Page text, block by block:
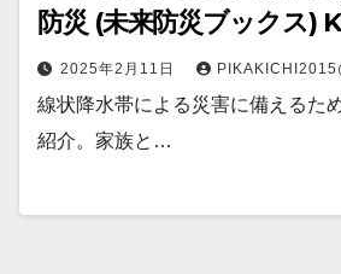
防災 (未来防災ブックス)
2025年2月11日
線状降水帯による災害に備えるた
紹介。家族と…